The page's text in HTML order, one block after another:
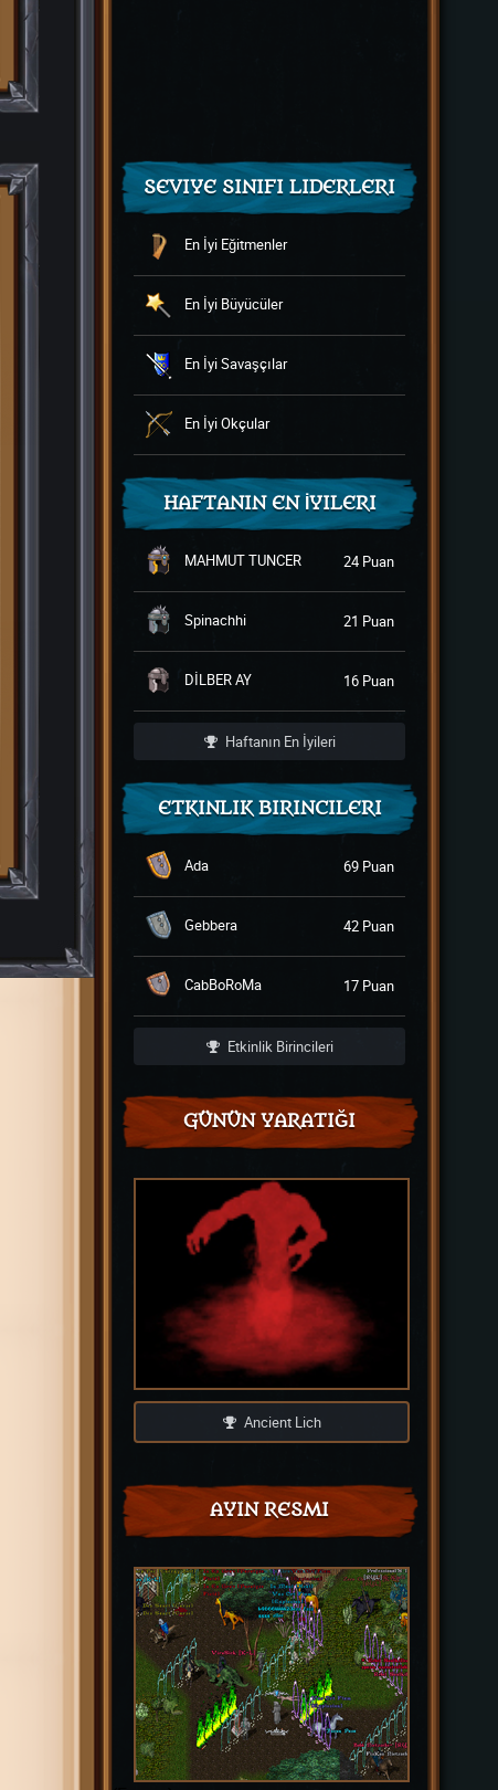
SEVIYE SINIFI LIDERLERI
En İyi Eğitmenler
En İyi Büyücüler
En İyi Savaşçılar
En İyi Okçular
HAFTANIN EN İYILERI
MAHMUT TUNCER 24 Puan
Spinachhi 21 Puan
DİLBER AY 16 Puan
Haftanın En İyileri
ETKINLIK BIRINCILERI
Ada 69 Puan
Gebbera 42 Puan
CabBoRoMa 17 Puan
Etkinlik Birincileri
GÜNÜN YARATIĞI
Ancient Lich
AYIN RESMI